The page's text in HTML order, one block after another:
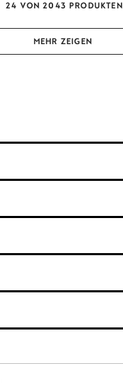
24 VON 2043 PRODUKTEN
MEHR ZEIGEN